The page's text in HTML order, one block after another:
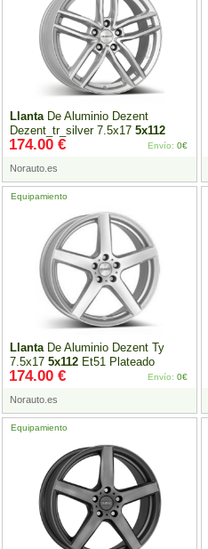
LlantaDe Aluminio Dezent
Dezent_tr_silver 7.5x17 5x112
Et51 Plateado
Norauto.es
174.00 € Envío: 0€
LlantaDe Aluminio Dezent Ty
7.5x17 5x112 Et51 Plateado
Equipamiento
Norauto.es
174.00 € Envío: 0€
Equipamiento